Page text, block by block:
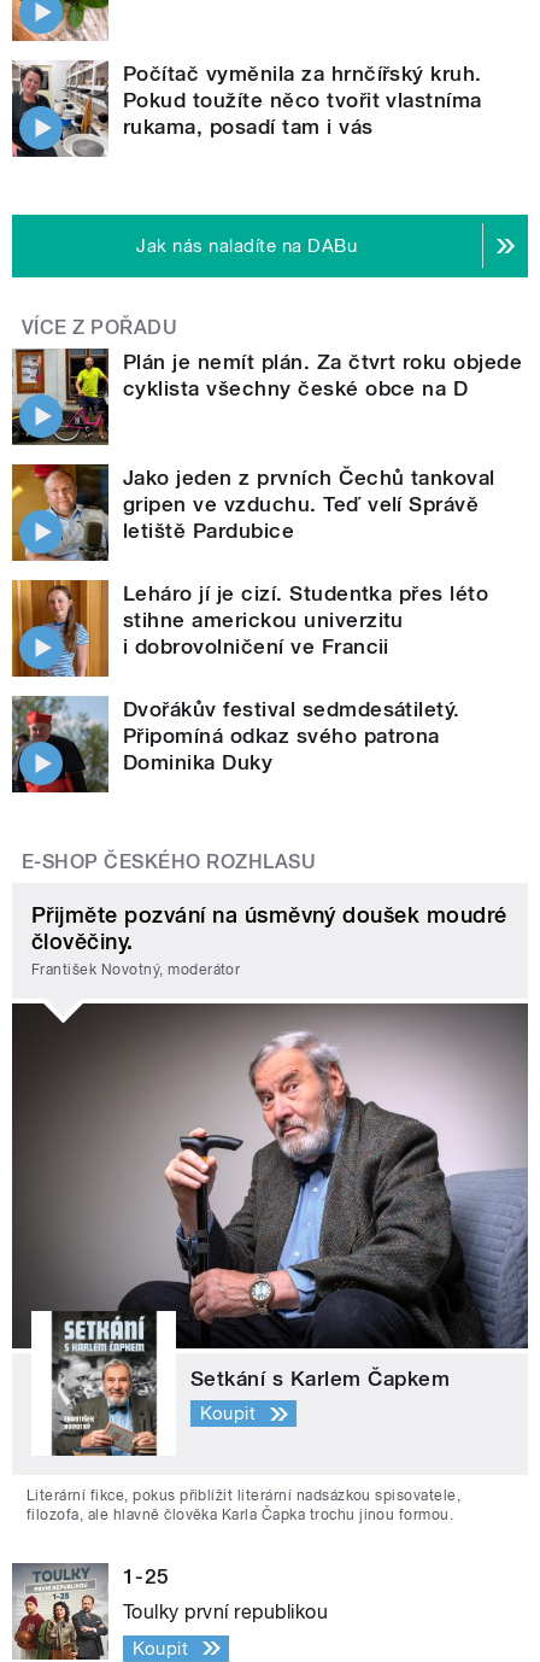
Počítač vyměnila za hrnčířský kruh.
Pokud toužíte něco tvořit vlastníma
rukama, posadí tam i vás
Jak nás naladíte na DABu
VÍCE Z POŘADU
Plán je nemít plán. Za čtvrt roku objede
cyklista všechny české obce na D
Jako jeden z prvních Čechů tankoval
gripen ve vzduchu. Teď velí Správě
letiště Pardubice
Leháro jí je cizí. Studentka přes léto
stihne americkou univerzitu
i dobrovolničení ve Francii
Dvořákův festival sedmdesátiletý.
Připomíná odkaz svého patrona
Dominika Duky
E-SHOP ČESKÉHO ROZHLASU
Přijměte pozvání na úsměvný doušek moudré
člověčiny.
František Novotný, moderátor
Setkání s Karlem Čapkem
Koupit
Literární fikce, pokus přiblížit literární nadsázkou spisovatele,
filozofa, ale hlavně člověka Karla Čapka trochu jinou formou.
1-25
Toulky první republikou
Koupit